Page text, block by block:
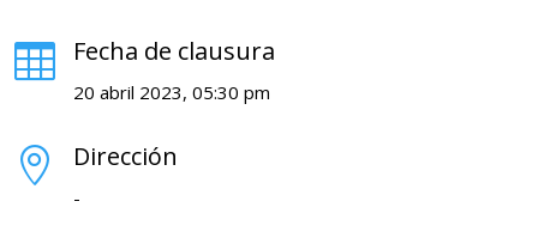
 Fecha de clausura
20 abril 2023, 05:30 pm
 Dirección
-